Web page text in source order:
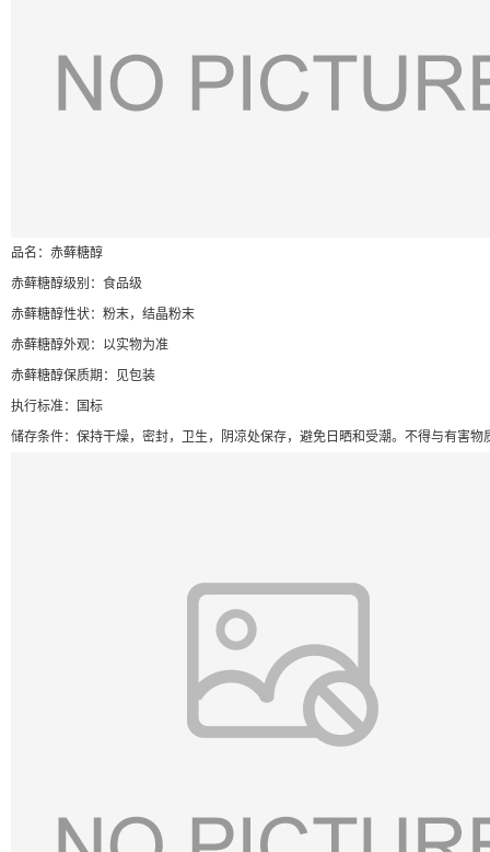
品名：赤藓糖醇
赤藓糖醇级别：食品级
赤藓糖醇性状：粉末，结晶粉末
赤藓糖醇外观：以实物为准
赤藓糖醇保质期：见包装
执行标准：国标
储存条件：保持干燥，密封，卫生，阴凉处保存，避免日晒和受潮。不得与有害